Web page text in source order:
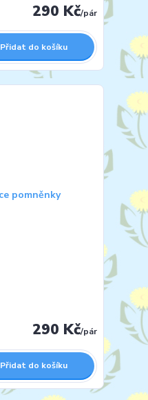
290 Kč/pár
Přidat do košíku
290 Kč/pár
Přidat do košíku